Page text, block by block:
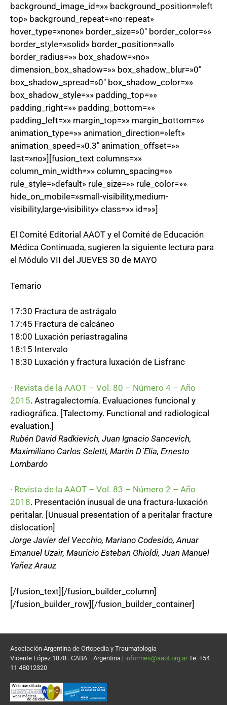
background_image_id=»» background_position=»left
top» background_repeat=»no-repeat»
hover_type=»none» border_size=»0″ border_color=»»
border_style=»solid» border_position=»all»
border_radius=»» box_shadow=»no»
dimension_box_shadow=»» box_shadow_blur=»0″
box_shadow_spread=»0″ box_shadow_color=»»
box_shadow_style=»» padding_top=»»
padding_right=»» padding_bottom=»»
padding_left=»» margin_top=»» margin_bottom=»»
animation_type=»» animation_direction=»left»
animation_speed=»0.3″ animation_offset=»»
last=»no»][fusion_text columns=»»
column_min_width=»» column_spacing=»»
rule_style=»default» rule_size=»» rule_color=»»
hide_on_mobile=»small-visibility,medium-
visibility,large-visibility» class=»» id=»»]
El Comité Editorial AAOT y el Comité de Educación
Médica Continuada, sugieren la siguiente lectura para
el Módulo VII del JUEVES 30 de MAYO
Temario
17:30 Fractura de astrágalo
17:45 Fractura de calcáneo
18:00 Luxación periastragalina
18:15 Intervalo
18:30 Luxación y fractura luxación de Lisfranc
· Revista de la AAOT – Vol. 80 – Número 4 – Año
2015. Astragalectomía. Evaluaciones funcional y
radiográfica. [Talectomy. Functional and radiological
evaluation.]
Rubén David Radkievich, Juan Ignacio Sancevich,
Maximiliano Carlos Seletti, Martin D´Elia, Ernesto
Lombardo
· Revista de la AAOT – Vol. 83 – Número 2 – Año
2018. Presentación inusual de una fractura-luxación
peritalar. [Unusual presentation of a peritalar fracture
dislocation]
Jorge Javier del Vecchio, Mariano Codesido, Anuar
Emanuel Uzair, Mauricio Esteban Ghioldi, Juan Manuel
Yañez Arauz
[/fusion_text][/fusion_builder_column]
[/fusion_builder_row][/fusion_builder_container]
Asociación Argentina de Ortopedia y Traumatología
Vicente López 1878 . CABA. . Argentina | informes@aaot.org.ar Te: +54
11 48012320